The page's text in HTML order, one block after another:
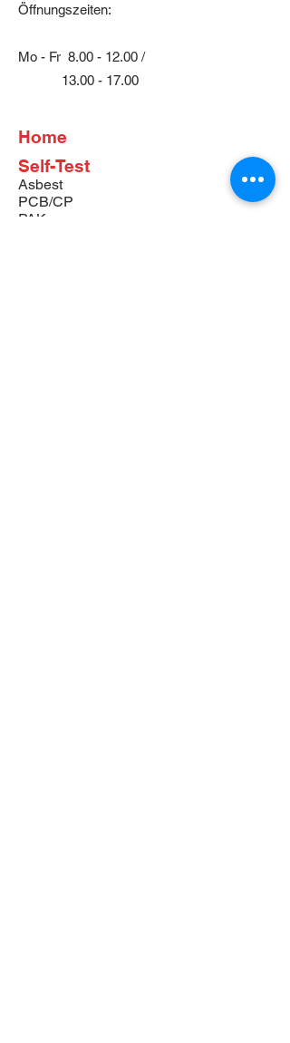
Öffnungszeiten:
Mo - Fr 8.00 - 12.00 /
13.00 - 17.00
Home
Self-Test
Asbest
PCB/CP
PAK